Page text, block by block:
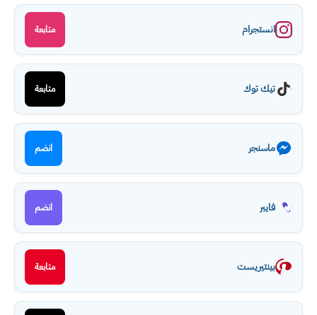
انستجرام متابعة
تيك توك متابعة
ماسنجر انضم
فايبر انضم
بينتيريست متابعة